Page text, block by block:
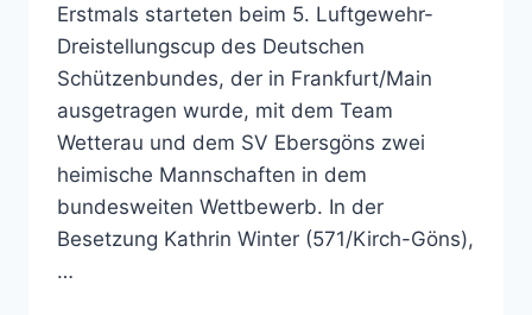
Erstmals starteten beim 5. Luftgewehr-
Dreistellungscup des Deutschen
Schützenbundes, der in Frankfurt/Main
ausgetragen wurde, mit dem Team
Wetterau und dem SV Ebersgöns zwei
heimische Mannschaften in dem
bundesweiten Wettbewerb. In der
Besetzung Kathrin Winter (571/Kirch-Göns),
…